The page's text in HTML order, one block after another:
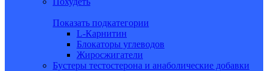
Показать подкатегории
L-Карнитин
Блокаторы углеводов
Жиросжигатели
Бустеры тестостерона и анаболические добавки